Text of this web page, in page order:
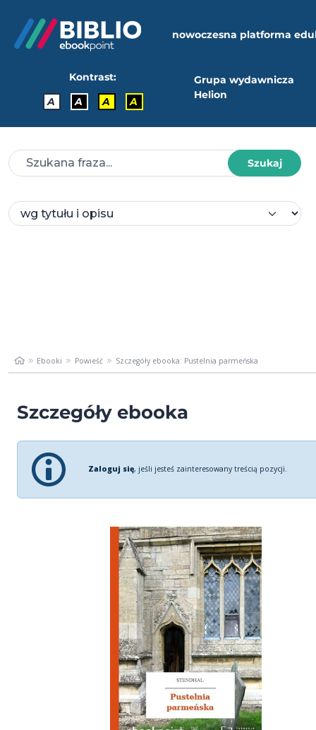
nowoczesna platforma
Kontrast:
A
A A A
Grupa wydawnicza
Helion
Szukaj
Ebooki Powieść Szczegóły ebooka: Pustelnia parmeńska
Szczegóły ebooka
Zaloguj się, jeśli jesteś zainteresowany treścią pozycji.